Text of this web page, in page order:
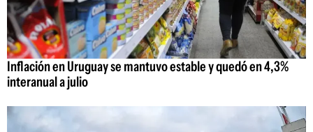
Inflación en Uruguay se mantuvo estable y quedó en 4,3%
interanual a julio